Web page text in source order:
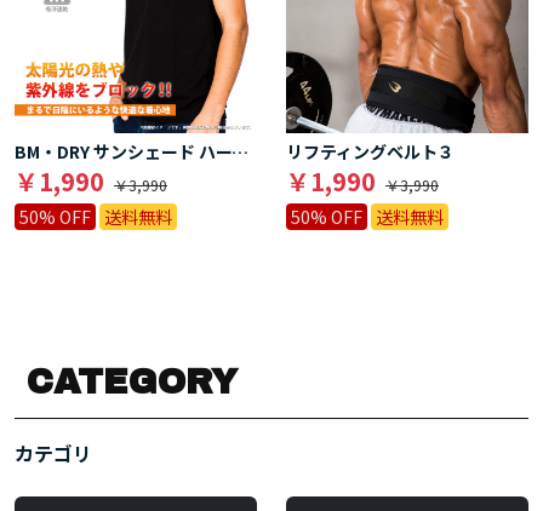
BM・DRY サンシェード ハーフスリーブ
￥1,990 ￥3,990
50% OFF 送料無料
リフティングベルト３
￥1,990 ￥3,990
50% OFF 送料無料
CATEGORY
カテゴリ